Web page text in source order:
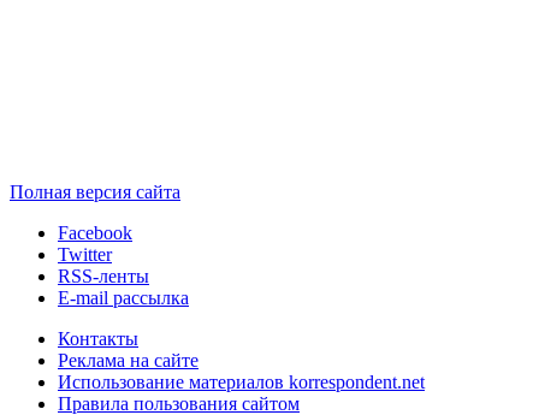
Полная версия сайта
Facebook
Twitter
RSS-ленты
E-mail рассылка
Контакты
Реклама на сайте
Использование материалов korrespondent.net
Правила пользования сайтом